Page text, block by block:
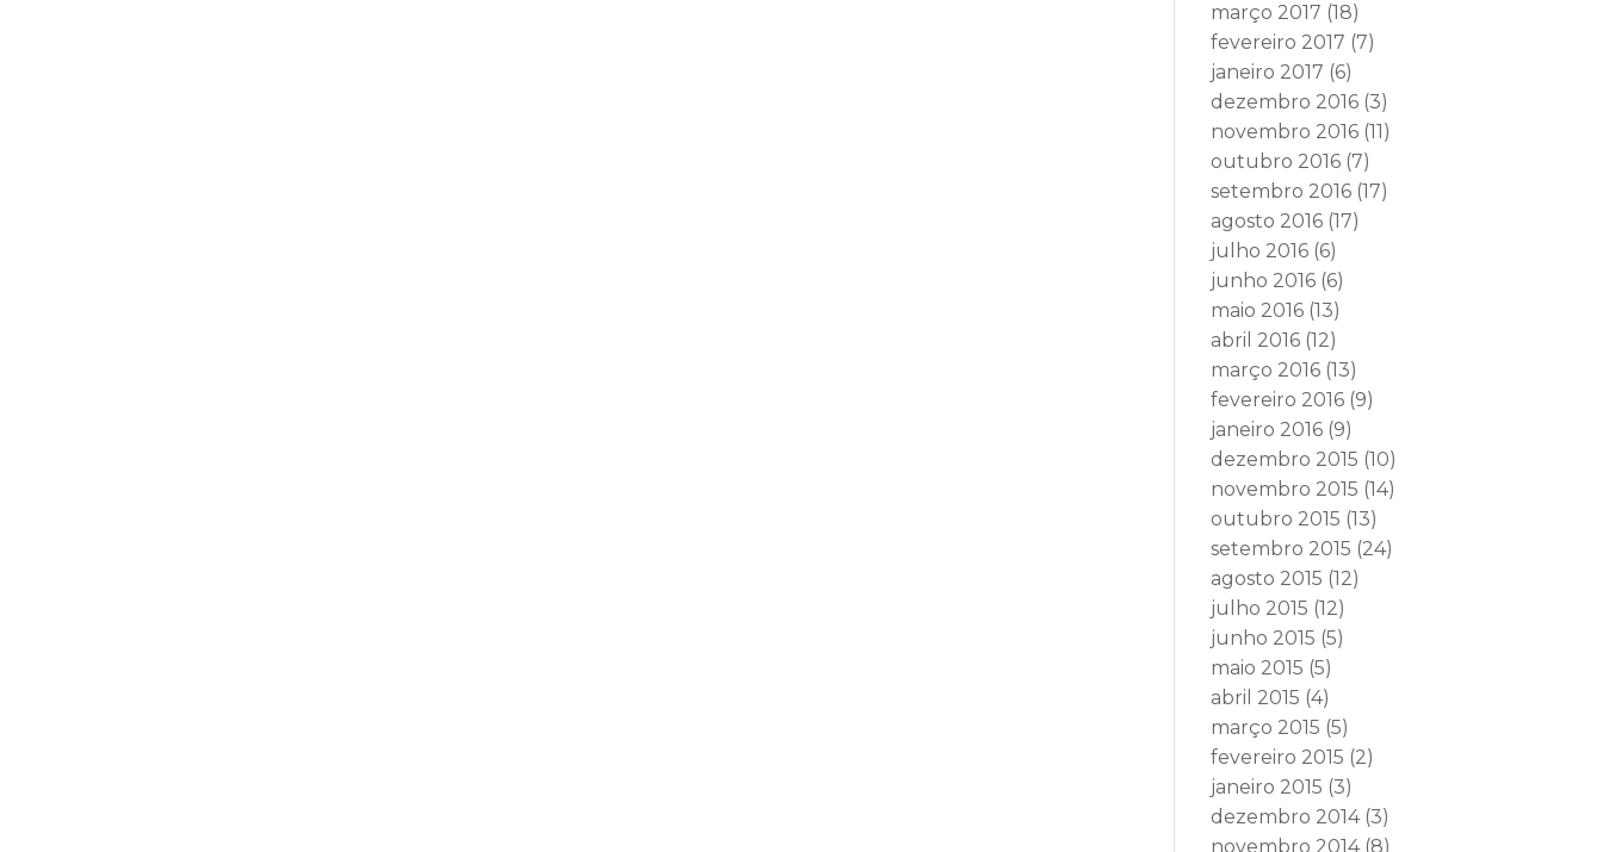
março 2017 (18)
fevereiro 2017 (7)
janeiro 2017 (6)
dezembro 2016 (3)
novembro 2016 (11)
outubro 2016 (7)
setembro 2016 (17)
agosto 2016 (17)
julho 2016 (6)
junho 2016 (6)
maio 2016 (13)
abril 2016 (12)
março 2016 (13)
fevereiro 2016 (9)
janeiro 2016 (9)
dezembro 2015 (10)
novembro 2015 (14)
outubro 2015 (13)
setembro 2015 (24)
agosto 2015 (12)
julho 2015 (12)
junho 2015 (5)
maio 2015 (5)
abril 2015 (4)
março 2015 (5)
fevereiro 2015 (2)
janeiro 2015 (3)
dezembro 2014(3)
novembro 2014(8)